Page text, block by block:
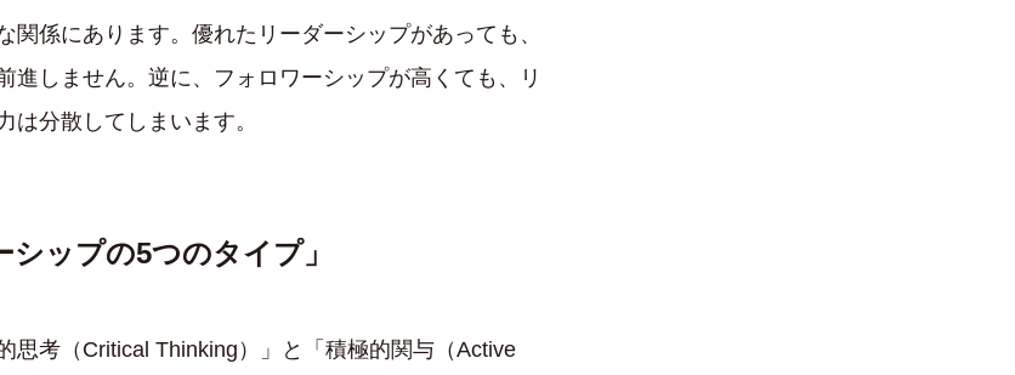
係にあります。優れたリーダーシップがあっても、
しません。逆に、フォロワーシップが高くても、リ
分散してしまいます。
ップの5つのタイプ」
思考（Critical Thinking）」と「積極的関与（Active